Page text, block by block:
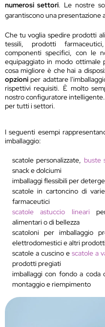
numerosi settori. Le nostre
garantiscono una presentazione
Che tu voglia spedire prodotti
tessili, prodotti
componenti specifici, con le
equipaggiato in modo ottimale
cosa migliore è che hai a
opzioniper adattare
rispettivi requisiti. È molto
nostro configuratore
per tutti i settori.
I seguenti esempi
imballaggio:
scatole personalizzate, buste
snack e dolciumi
imballaggi flessibili per
scatole in cartoncino di
farmaceutici
scatole astuccio lineari
alimentari o di bellezza
scatoloni per imballaggio
elettrodomestici e altri
scatole a cuscino e scatole a
prodotti pregiati
imballaggi con fondo a
montaggio e riempimento